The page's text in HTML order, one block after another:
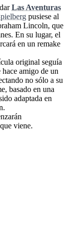
Las Aventuras
pusiese al
Lincoln, que
En su lugar, el
en un remake
original seguía
hace amigo de un
no sólo a su
basado en una
adaptada en
viene.